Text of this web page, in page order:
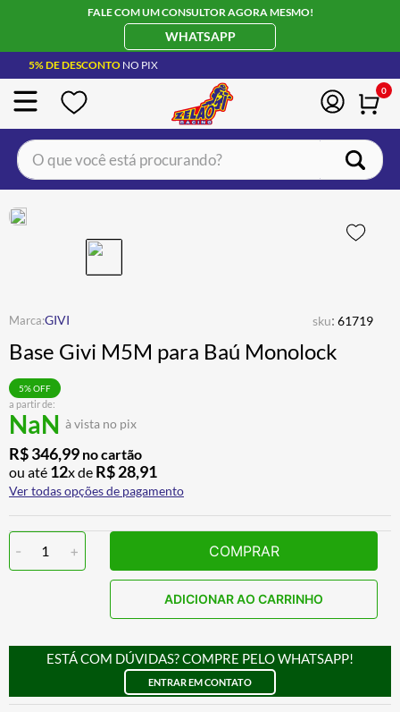
FALE COM UM CONSULTOR AGORA MESMO!
WHATSAPP
5% DE DESCONTO NO PIX
0
O que você está procurando?
GIVI sku: 61719
Base Givi M5M para Baú Monolock
a partir de:
NaN à vista no pix
5% OFF
R$346,99 no cartão
ou até 12x de R$28,91
Ver todas opções de pagamento
- 1 + COMPRAR
ADICIONAR AO CARRINHO
ESTÁ COM DÚVIDAS? COMPRE PELO WHATSAPP!
ENTRAR EM CONTATO
BOTA
4º ÓCULOS SOLAR
5º LUVA
6º
º
8 º CALÇA
9º AIROH